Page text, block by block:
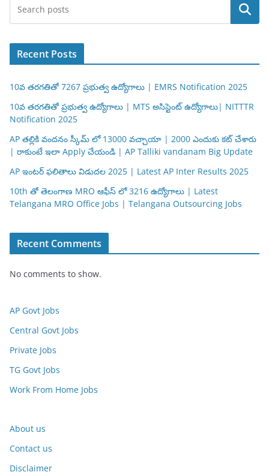
Search
Recent Posts
10వ తరగతితో 7267 ప్రభుత్వ ఉద్యోగాలు | EMRS Notification 2025
10వ తరగతితో ప్రభుత్వ ఉద్యోగాలు | MTS అసిస్టెంట్ ఉద్యోగాలు| NITTTR
Notification 2025
AP తల్లికి వందనం స్కీమ్ లో 13000 వచ్చాయా | 2000 ఎందుకు కట్ చేశారు
| రాకుంటే ఇలా Apply చేయండి | AP Talliki vandanam Big Update
AP ఇంటర్ ఫలితాలు విడుదల 2025 | Latest AP Inter Results 2025
10th తో తెలంగాణ MRO ఆఫీస్ లో 3216 ఉద్యోగాలు | Latest
Telangana MRO Office Jobs | Telangana Outsourcing Jobs
Recent Comments
No comments to show.
AP Govt Jobs
Central Govt Jobs
Private Jobs
TG Govt Jobs
Work From Home Jobs
About us
Contact us
Disclaimer